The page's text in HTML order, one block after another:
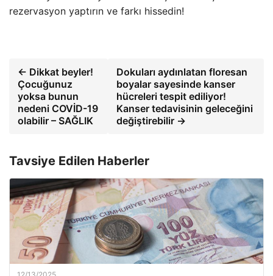
rezervasyon yaptırın ve farkı hissedin!
← Dikkat beyler!
Çocuğunuz
yoksa bunun
nedeni COVİD-19
olabilir – SAĞLIK
Dokuları aydınlatan floresan
boyalar sayesinde kanser
hücreleri tespit ediliyor!
Kanser tedavisinin geleceğini
değiştirebilir →
Tavsiye Edilen Haberler